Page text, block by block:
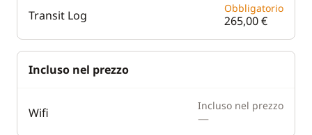
Transit Log Obbligatorio
265,00 €
Incluso nel prezzo
Wifi Incluso nel prezzo
—